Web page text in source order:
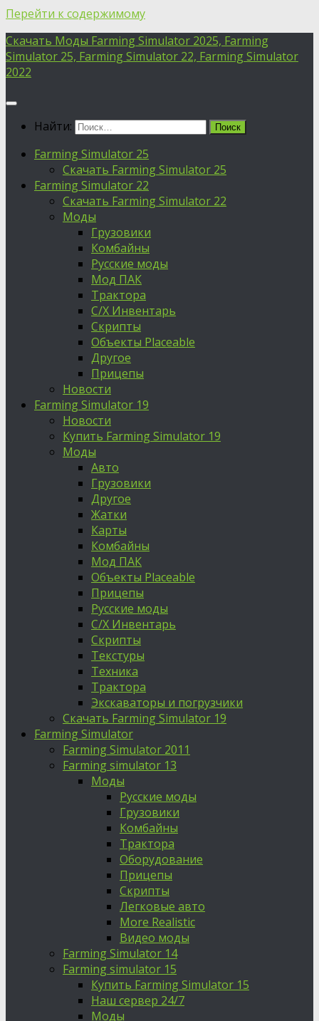
Перейти к содержимому
Скачать Моды Farming Simulator 2025, Farming
Simulator 25, Farming Simulator 22, Farming Simulator
2022
Найти:
Farming Simulator 25
Скачать Farming Simulator 25
Farming Simulator 22
Скачать Farming Simulator 22
Моды
Грузовики
Комбайны
Русские моды
Мод ПАК
Трактора
С/Х Инвентарь
Скрипты
Объекты Placeable
Другое
Прицепы
Новости
Farming Simulator 19
Новости
Купить Farming Simulator 19
Моды
Авто
Грузовики
Другое
Жатки
Карты
Комбайны
Мод ПАК
Объекты Placeable
Прицепы
Русские моды
С/Х Инвентарь
Скрипты
Текстуры
Техника
Трактора
Экскаваторы и погрузчики
Скачать Farming Simulator 19
Farming Simulator
Farming Simulator 2011
Farming simulator 13
Моды
Русские моды
Грузовики
Комбайны
Трактора
Оборудование
Прицепы
Скрипты
Легковые авто
More Realistic
Видео моды
Farming Simulator 14
Farming simulator 15
Купить Farming Simulator 15
Наш сервер 24/7
Моды